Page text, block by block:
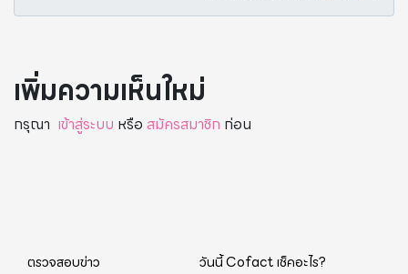
เพิ่มความเห็นใหม่
กรุณา เข้าสู่ระบบ หรือ สมัครสมาชิก ก่อน
ตรวจสอบข่าว
วันนี้ Cofact เช็คอะไร?